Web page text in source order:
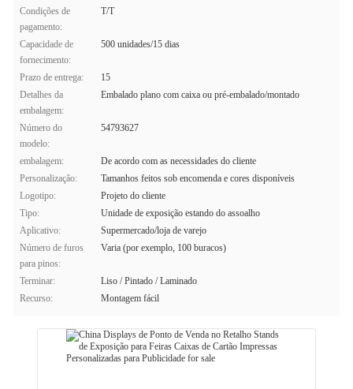
Condições de
pagamento:
T/T
Capacidade de
fornecimento:
500 unidades/15 dias
Prazo de entrega:
15
Detalhes da
embalagem:
Embalado plano com caixa ou pré-embalado/montado
Número do
modelo:
54793627
embalagem:
De acordo com as necessidades do cliente
Personalização:
Tamanhos feitos sob encomenda e cores disponíveis
Logotipo:
Projeto do cliente
Tipo:
Unidade de exposição estando do assoalho
Aplicativo:
Supermercado/loja de varejo
Número de furos
para pinos:
Varia (por exemplo, 100 buracos)
Terminar:
Liso / Pintado / Laminado
Recurso:
Montagem fácil